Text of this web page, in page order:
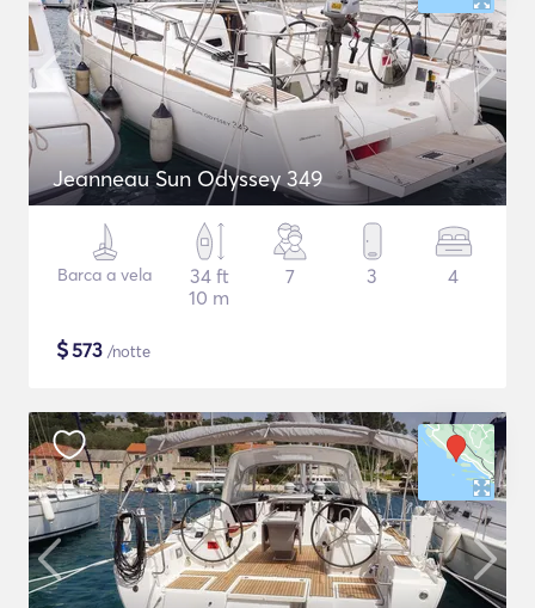
Jeanneau Sun Odyssey 349
Barca a vela
34 ft
10 m
7 3 4
$573 /notte